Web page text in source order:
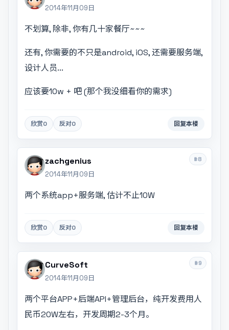
2014年11月09日
不划算, 除非, 你有几十家餐厅~~~
还有, 你需要的不只是android, iOS, 还需要服务端,
设计人员...
应该要10w + 吧 (那个我没细看你的需求)
欣赏0 反对0 回复本楼
#8
zachgenius
2014年11月09日
两个系统app+服务端, 估计不止10W
欣赏0 反对0 回复本楼
#9
CurveSoft
2014年11月09日
两个平台APP+后端API+管理后台，纯开发费用人
民币20W左右，开发周期2-3个月。